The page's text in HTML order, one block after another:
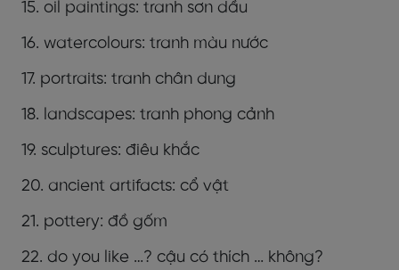
15. oil paintings: tranh sơn dầu
16. watercolours: tranh màu nước
17. portraits: tranh chân dung
18. landscapes: tranh phong cảnh
19. sculptures: điêu khắc
20. ancient artifacts: cổ vật
21. pottery: đồ gốm
22. do you like …? cậu có thích … không?